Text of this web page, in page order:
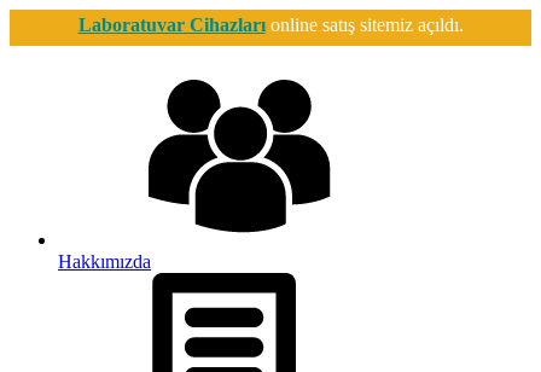
Laboratuvar Cihazlarıonline satış sitemiz açıldı.
Hakkımızda